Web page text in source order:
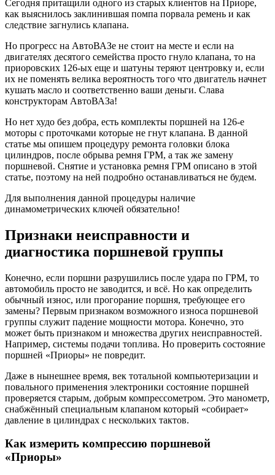
Сегодня притащили одного из старых клиентов на Приоре,
как выяснилось заклинившая помпа порвала ремень и как
следствие загнулись клапана.
Но прогресс на АвтоВАЗе не стоит на месте и если на
двигателях десятого семейства просто гнуло клапана, то на
приоровских 126-ых еще и шатуны теряют центровку и, если
их не поменять велика вероятность того что двигатель начнет
кушать масло и соответственно ваши деньги. Слава
конструкторам АвтоВАЗа!
Но нет худо без добра, есть комплекты поршней на 126-е
моторы с проточками которые не гнут клапана. В данной
статье мы опишем процедуру ремонта головки блока
цилиндров, после обрыва ремня ГРМ, а так же замену
поршневой. Снятие и установка ремня ГРМ описано в этой
статье, поэтому на ней подробно останавливаться не будем.
Для выполнения данной процедуры наличие
динамометрических ключей обязательно!
Признаки неисправности и
диагностика поршневой группы
Конечно, если поршни разрушились после удара по ГРМ, то
автомобиль просто не заводится, и всё. Но как определить
обычный износ, или прогорание поршня, требующее его
замены? Первым признаком возможного износа поршневой
группы служит падение мощности мотора. Конечно, это
может быть признаком и множества других неисправностей.
Например, системы подачи топлива. Но проверить состояние
поршней «Приоры» не повредит.
Даже в нынешнее время, век тотальной компьютеризации и
повального применения электроники состояние поршней
проверяется старым, добрым компрессометром. Это манометр,
снабжённый специальным клапаном который «собирает»
давление в цилиндрах с нескольких тактов.
Как измерить компрессию поршневой
«Приоры»